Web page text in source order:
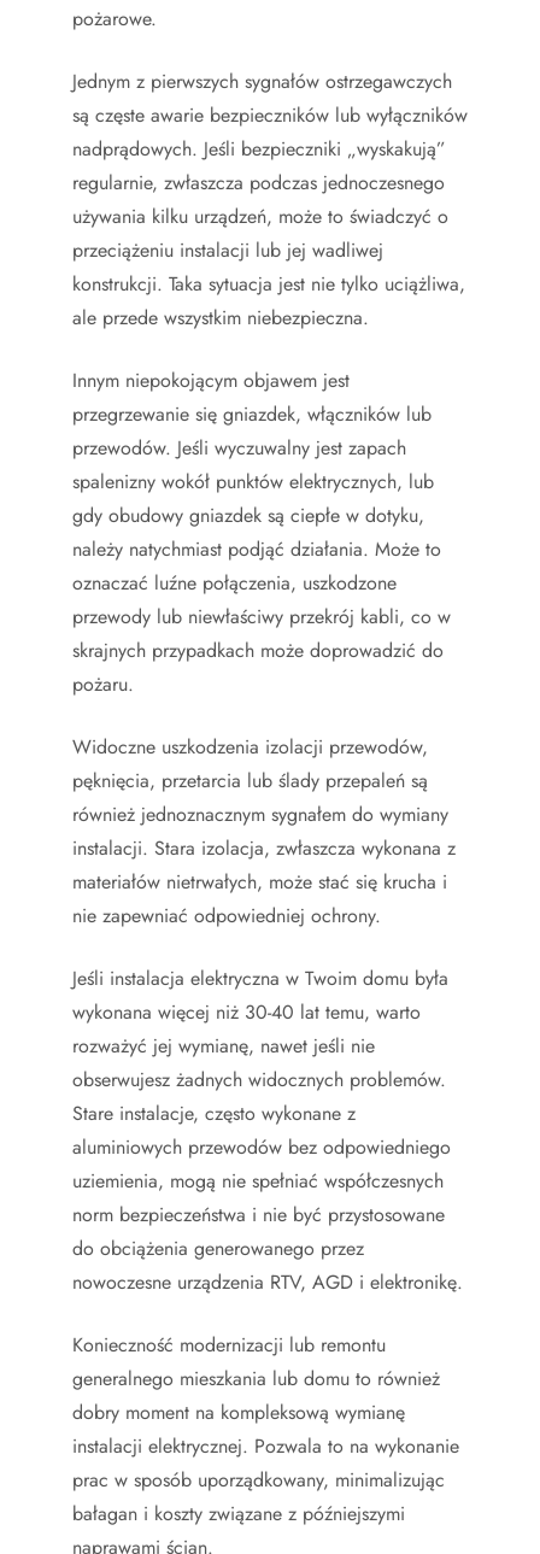
pożarowe.
Jednym z pierwszych sygnałów ostrzegawczych
są częste awarie bezpieczników lub wyłączników
nadprądowych. Jeśli bezpieczniki „wyskakują”
regularnie, zwłaszcza podczas jednoczesnego
używania kilku urządzeń, może to świadczyć o
przeciążeniu instalacji lub jej wadliwej
konstrukcji. Taka sytuacja jest nie tylko uciążliwa,
ale przede wszystkim niebezpieczna.
Innym niepokojącym objawem jest
przegrzewanie się gniazdek, włączników lub
przewodów. Jeśli wyczuwalny jest zapach
spalenizny wokół punktów elektrycznych, lub
gdy obudowy gniazdek są ciepłe w dotyku,
należy natychmiast podjąć działania. Może to
oznaczać luźne połączenia, uszkodzone
przewody lub niewłaściwy przekrój kabli, co w
skrajnych przypadkach może doprowadzić do
pożaru.
Widoczne uszkodzenia izolacji przewodów,
pęknięcia, przetarcia lub ślady przepaleń są
również jednoznacznym sygnałem do wymiany
instalacji. Stara izolacja, zwłaszcza wykonana z
materiałów nietrwałych, może stać się krucha i
nie zapewniać odpowiedniej ochrony.
Jeśli instalacja elektryczna w Twoim domu była
wykonana więcej niż 30-40 lat temu, warto
rozważyć jej wymianę, nawet jeśli nie
obserwujesz żadnych widocznych problemów.
Stare instalacje, często wykonane z
aluminiowych przewodów bez odpowiedniego
uziemienia, mogą nie spełniać współczesnych
norm bezpieczeństwa i nie być przystosowane
do obciążenia generowanego przez
nowoczesne urządzenia RTV, AGD i elektronikę.
Konieczność modernizacji lub remontu
generalnego mieszkania lub domu to również
dobry moment na kompleksową wymianę
instalacji elektrycznej. Pozwala to na wykonanie
prac w sposób uporządkowany, minimalizując
bałagan i koszty związane z późniejszymi
naprawami ścian.